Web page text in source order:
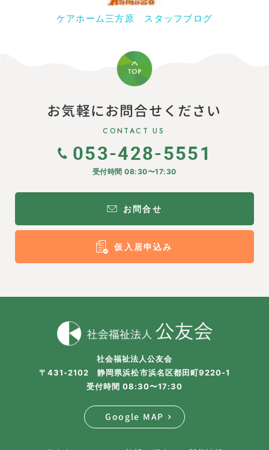
ケアホーム三方原 スタッフブログ
お気軽にお問合せください
CONTACT US
053-428-5551
受付時間 08:30〜17:30
お問合せ
仮入居申込み
社会福祉法人公友会
〒431-2102 静岡県浜松市浜名区都田町9220-1
受付時間 08:30〜17:30
Google MAP